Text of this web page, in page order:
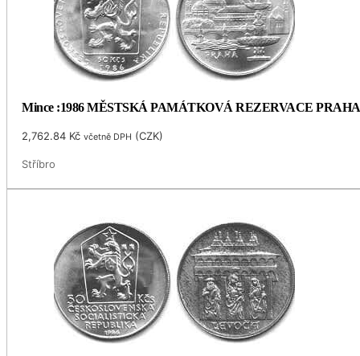
Mince :1986 MĚSTSKÁ PAMÁTKOVÁ REZERVACE PRAHA
2,762.84 Kč včetně DPH (CZK)
Stříbro